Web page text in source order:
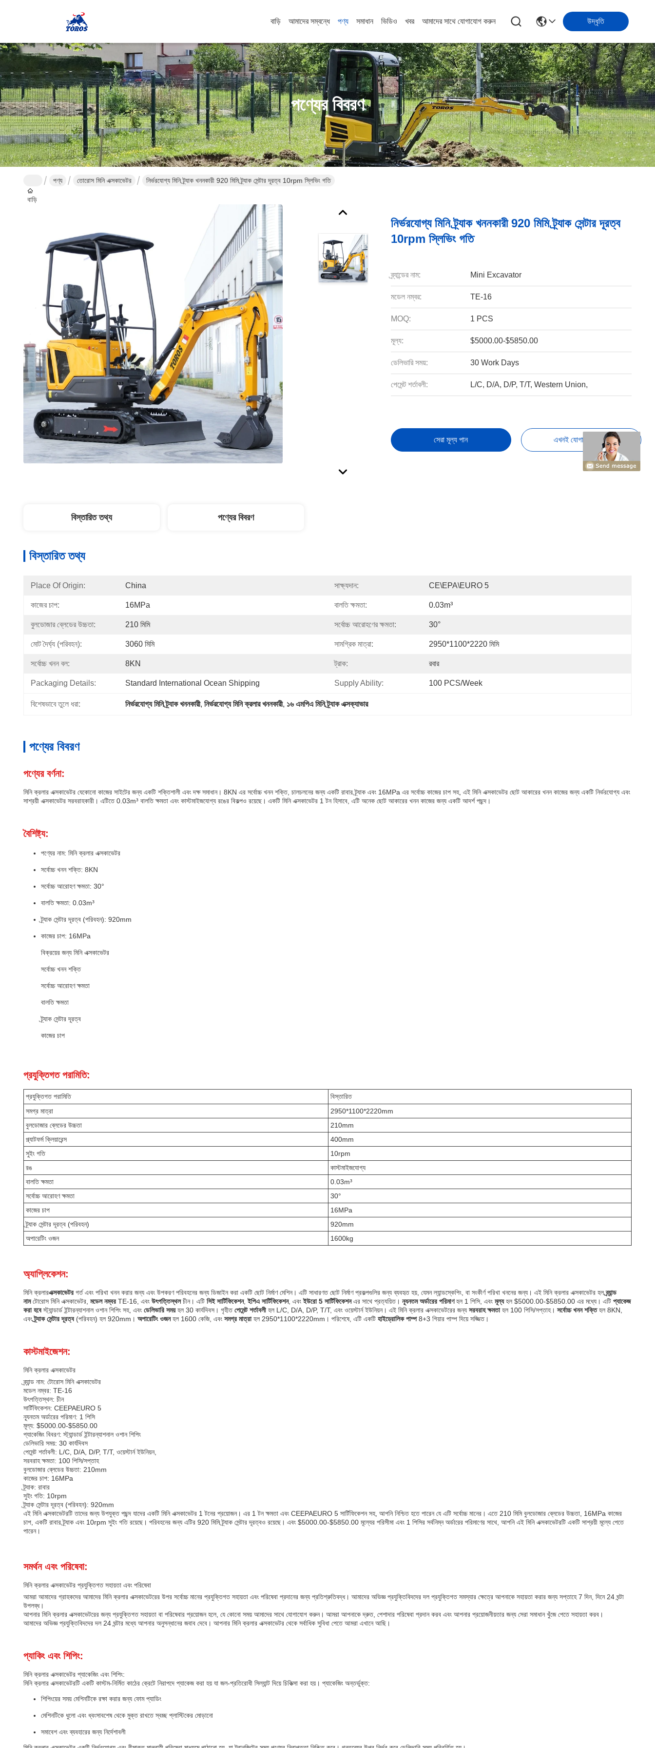
বাড়ি আমাদের সম্বন্ধে পণ্য সমাধান ভিডিও খবর আমাদের সাথে যোগাযোগ করুন উদ্ধৃতি
পণ্যের বিবরণ
বাড়ি
পণ্য তোরোস মিনি এক্সকাভেটর নির্ভরযোগ্য মিনি ট্র্যাক খননকারী 920 মিমি ট্র্যাক সেন্টার দূরত্ব 10rpm স্লিভিং গতি
নির্ভরযোগ্য মিনি ট্র্যাক খননকারী 920 মিমি ট্র্যাক সেন্টার দূরত্ব
10rpm স্লিভিং গতি
ব্র্যান্ডের নাম: Mini Excavator
মডেল নম্বর: TE-16
MOQ: 1 PCS
মূল্য: $5000.00-$5850.00
ডেলিভারি সময়: 30 Work Days
পেমেন্ট শর্তাবলী: L/C, D/A, D/P, T/T, Western Union,
সেরা মূল্য পান এখনই যোগাযোগ করুন
বিস্তারিত তথ্য পণ্যের বিবরণ
বিস্তারিত তথ্য
Place Of Origin: China সাক্ষ্যদান: CE\EPA\EURO 5
কাজের চাপ: 16MPa বালতি ক্ষমতা: 0.03m³
বুলডোজার ব্লেডের উচ্চতা: 210 মিমি সর্বোচ্চ আরোহণের ক্ষমতা: 30°
মোট দৈর্ঘ্য (পরিবহন): 3060 মিমি সামগ্রিক মাত্রা: 2950*1100*2220 মিমি
সর্বোচ্চ খনন বল: 8KN ট্রাক: রবার
Packaging Details: Standard International Ocean Shipping Supply Ability: 100 PCS/Week
বিশেষভাবে তুলে ধরা: নির্ভরযোগ্য মিনি ট্র্যাক খননকারী, নির্ভরযোগ্য মিনি ক্রলার খননকারী, ১৬ এমপিএ মিনি ট্র্যাক এক্সক্যাভার
পণ্যের বিবরণ
পণ্যের বর্ণনা:
মিনি ক্রলার এক্সকাভেটর যেকোনো কাজের সাইটের জন্য একটি শক্তিশালী এবং দক্ষ সমাধান। 8KN এর সর্বোচ্চ খনন শক্তি, চালচলনের জন্য একটি রাবার ট্র্যাক এবং 16MPa এর সর্বোচ্চ কাজের চাপ সহ, এই মিনি এক্সকাভেটর ছোট আকারের খনন কাজের জন্য একটি নির্ভরযোগ্য এবং
সাশ্রয়ী এক্সকাভেটর সরবরাহকারী। এটিতে 0.03m³ বালতি ক্ষমতা এবং কাস্টমাইজযোগ্য রঙের বিকল্পও রয়েছে। একটি মিনি এক্সকাভেটর 1 টন হিসাবে, এটি অনেক ছোট আকারের খনন কাজের জন্য একটি আদর্শ পছন্দ।
বৈশিষ্ট্য:
পণ্যের নাম: মিনি ক্রলার এক্সকাভেটর
সর্বোচ্চ খনন শক্তি: 8KN
সর্বোচ্চ আরোহণ ক্ষমতা: 30°
বালতি ক্ষমতা: 0.03m³
ট্র্যাক সেন্টার দূরত্ব (পরিবহন): 920mm
কাজের চাপ: 16MPa
বিক্রয়ের জন্য মিনি এক্সকাভেটর
সর্বোচ্চ খনন শক্তি
সর্বোচ্চ আরোহণ ক্ষমতা
বালতি ক্ষমতা
ট্র্যাক সেন্টার দূরত্ব
কাজের চাপ
প্রযুক্তিগত পরামিতি:
প্রযুক্তিগত পরামিতি
বিস্তারিত
সমগ্র মাত্রা
2950*1100*2220mm
বুলডোজার ব্লেডের উচ্চতা
210mm
প্ল্যাটফর্ম ক্লিয়ারেন্স
400mm
সুইং গতি
10rpm
রঙ
কাস্টমাইজযোগ্য
বালতি ক্ষমতা
0.03m³
সর্বোচ্চ আরোহণ ক্ষমতা
30°
কাজের চাপ
16MPa
ট্র্যাক সেন্টার দূরত্ব (পরিবহন)
920mm
অপারেটিং ওজন
1600kg
অ্যাপ্লিকেশন:
মিনি ক্রলারএক্সকাভেটর গর্ত এবং পরিখা খনন করার জন্য এবং উপকরণ পরিবহনের জন্য ডিজাইন করা একটি ছোট নির্মাণ মেশিন। এটি সাধারণত ছোট নির্মাণ প্রকল্পগুলির জন্য ব্যবহৃত হয়, যেমন ল্যান্ডস্কেপিং, বা সংকীর্ণ পরিখা খননের জন্য। এই মিনি ক্রলার এক্সকাভেটর হলব্র্যান্ড
নামটোরোস মিনি এক্সকাভেটর, মডেল নম্বর TE-16, এবং উৎপত্তিস্থলচীন। এটি সিই সার্টিফিকেশন,ইপিএ সার্টিফিকেশন, এবংইউরো 5 সার্টিফিকেশনএর সাথে প্রত্যয়িত। ন্যূনতম অর্ডারের পরিমাণহল 1 পিসি, এবং মূল্যহল $5000.00-$5850.00 এর মধ্যে। এটি প্যাকেজ
করা হবেস্ট্যান্ডার্ড ইন্টারন্যাশনাল ওশান শিপিং সহ, এবং ডেলিভারি সময়হল 30 কার্যদিবস। গৃহীতপেমেন্ট শর্তাবলী হল L/C, D/A, D/P, T/T, এবং ওয়েস্টার্ন ইউনিয়ন। এই মিনি ক্রলার এক্সকাভেটরের জন্য সরবরাহ ক্ষমতাহল 100 পিসি/সপ্তাহ। সর্বোচ্চ খনন শক্তিহল 8KN,
এবংট্র্যাক সেন্টার দূরত্ব (পরিবহন) হল 920mm। অপারেটিং ওজনহল 1600 কেজি, এবং সমগ্র মাত্রাহল 2950*1100*2220mm। পরিশেষে, এটি একটি হাইড্রোলিক পাম্প8+3 গিয়ার পাম্প দিয়ে সজ্জিত।
কাস্টমাইজেশন:
মিনি ক্রলার এক্সকাভেটর
ব্র্যান্ড নাম: টোরোস মিনি এক্সকাভেটর
মডেল নম্বর: TE-16
উৎপত্তিস্থল: চীন
সার্টিফিকেশন: CEEPAEURO 5
ন্যূনতম অর্ডারের পরিমাণ: 1 পিসি
মূল্য: $5000.00-$5850.00
প্যাকেজিং বিবরণ: স্ট্যান্ডার্ড ইন্টারন্যাশনাল ওশান শিপিং
ডেলিভারি সময়: 30 কার্যদিবস
পেমেন্ট শর্তাবলী: L/C, D/A, D/P, T/T, ওয়েস্টার্ন ইউনিয়ন,
সরবরাহ ক্ষমতা: 100 পিসি/সপ্তাহ
বুলডোজার ব্লেডের উচ্চতা: 210mm
কাজের চাপ: 16MPa
ট্র্যাক: রাবার
সুইং গতি: 10rpm
ট্র্যাক সেন্টার দূরত্ব (পরিবহন): 920mm
এই মিনি এক্সকাভেটরটি তাদের জন্য উপযুক্ত পছন্দ যাদের একটি মিনি এক্সকাভেটর 1 টনের প্রয়োজন। এর 1 টন ক্ষমতা এবং CEEPAEURO 5 সার্টিফিকেশন সহ, আপনি নিশ্চিত হতে পারেন যে এটি সর্বোচ্চ মানের। এতে 210 মিমি বুলডোজার ব্লেডের উচ্চতা, 16MPa কাজের
চাপ, একটি রাবার ট্র্যাক এবং 10rpm সুইং গতি রয়েছে। পরিবহনের জন্য এটির 920 মিমি ট্র্যাক সেন্টার দূরত্বও রয়েছে। এবং $5000.00-$5850.00 মূল্যের পরিসীমা এবং 1 পিসির সর্বনিম্ন অর্ডারের পরিমাণের সাথে, আপনি এই মিনি এক্সকাভেটরটি একটি সাশ্রয়ী মূল্যে পেতে
পারেন।
সমর্থন এবং পরিষেবা:
মিনি ক্রলার এক্সকাভেটর প্রযুক্তিগত সহায়তা এবং পরিষেবা
আমরা আমাদের গ্রাহকদের আমাদের মিনি ক্রলার এক্সকাভেটরের উপর সর্বোচ্চ মানের প্রযুক্তিগত সহায়তা এবং পরিষেবা প্রদানের জন্য প্রতিশ্রুতিবদ্ধ। আমাদের অভিজ্ঞ প্রযুক্তিবিদদের দল প্রযুক্তিগত সমস্যার ক্ষেত্রে আপনাকে সহায়তা করার জন্য সপ্তাহে 7 দিন, দিনে 24 ঘন্টা
উপলব্ধ।
আপনার মিনি ক্রলার এক্সকাভেটরের জন্য প্রযুক্তিগত সহায়তা বা পরিষেবার প্রয়োজন হলে, যে কোনো সময় আমাদের সাথে যোগাযোগ করুন। আমরা আপনাকে দ্রুত, পেশাদার পরিষেবা প্রদান করব এবং আপনার প্রয়োজনীয়তার জন্য সেরা সমাধান খুঁজে পেতে সহায়তা করব।
আমাদের অভিজ্ঞ প্রযুক্তিবিদদের দল 24 ঘন্টার মধ্যে আপনার অনুসন্ধানের জবাব দেবে। আপনার মিনি ক্রলার এক্সকাভেটর থেকে সর্বাধিক সুবিধা পেতে আমরা এখানে আছি।
প্যাকিং এবং শিপিং:
মিনি ক্রলার এক্সকাভেটর প্যাকেজিং এবং শিপিং:
মিনি ক্রলার এক্সকাভেটরটি একটি কাস্টম-নির্মিত কাঠের ক্রেটে নিরাপদে প্যাকেজ করা হয় যা জল-প্রতিরোধী সিল্যান্ট দিয়ে চিকিত্সা করা হয়। প্যাকেজিং অন্তর্ভুক্ত:
শিপিংয়ের সময় মেশিনটিকে রক্ষা করার জন্য ফোম প্যাডিং
মেশিনটিকে ধুলো এবং ধ্বংসাবশেষ থেকে মুক্ত রাখতে স্বচ্ছ প্লাস্টিকের মোড়ানো
সমাবেশ এবং ব্যবহারের জন্য নির্দেশাবলী